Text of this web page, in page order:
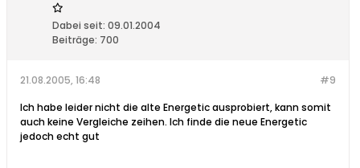
Dabei seit: 09.01.2004
Beiträge: 700
#9
21.08.2005, 16:48
Ich habe leider nicht die alte Energetic ausprobiert, kann somit
auch keine Vergleiche zeihen. Ich finde die neue Energetic
jedoch echt gut